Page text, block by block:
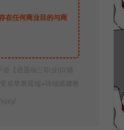
在任何商业目的与商
游【逍遥仙三职业[白猪
卓苹果双端+详细搭建教